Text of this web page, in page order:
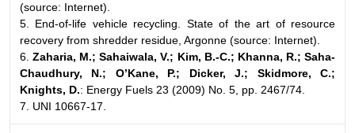
(source: Internet).
5. End-of-life vehicle recycling. State of the art of resource
recovery from shredder residue, Argonne (source: Internet).
6.Zaharia, M.; Sahaiwala, V.; Kim, B.-C.; Khanna, R.; Saha-
Chaudhury, N.; O’Kane, P.; Dicker, J.; Skidmore, C.;
Knights, D.: Energy Fuels 23 (2009) No. 5, pp. 2467/74.
7. UNI 10667-17.